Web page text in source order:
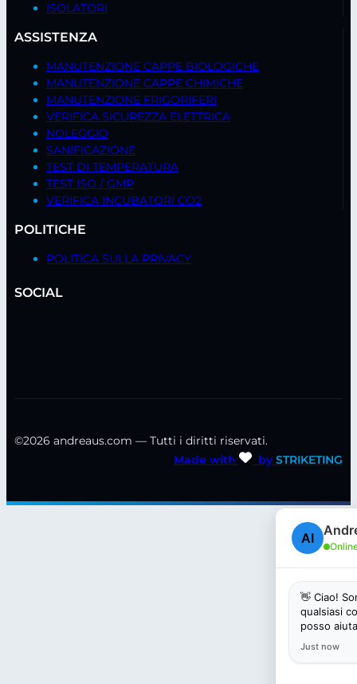
ISOLATORI
ASSISTENZA
MANUTENZIONE CAPPE BIOLOGICHE
MANUTENZIONE CAPPE CHIMICHE
MANUTENZIONE FRIGORIFERI
VERIFICA SICUREZZA ELETTRICA
NOLEGGIO
SANIFICAZIONE
TEST DI TEMPERATURA
TEST ISO / GMP
VERIFICA INCUBATORI CO2
POLITICHE
POLITICA SULLA PRIVACY
SOCIAL
©2026 andreaus.com — Tutti i diritti riservati.
Made with
by STRIKETING